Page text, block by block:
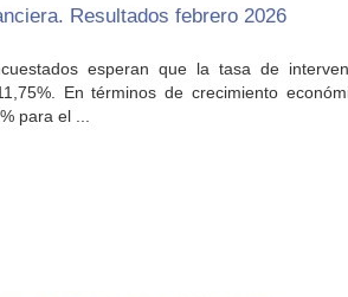
Resultados febrero 2026
esperan que la tasa de
En términos de crecimiento
para el ...